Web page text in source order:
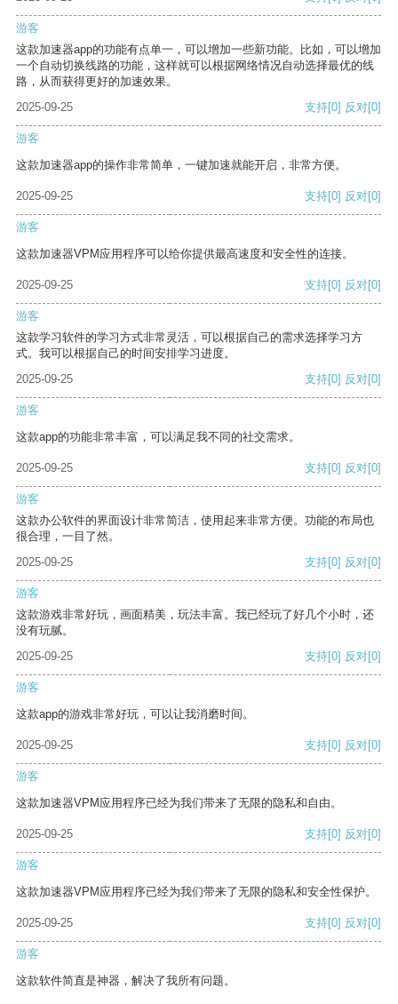
游客
这款加速器app的功能有点单一，可以增加一些新功能。比如，可以增加
一个自动切换线路的功能，这样就可以根据网络情况自动选择最优的线
路，从而获得更好的加速效果。
2025-09-25
支持[0] 反对[0]
游客
这款加速器app的操作非常简单，一键加速就能开启，非常方便。
2025-09-25 支持[0] 反对[0]
游客
这款加速器VPM应用程序可以给你提供最高速度和安全性的连接。
2025-09-25 支持[0] 反对[0]
游客
这款学习软件的学习方式非常灵活，可以根据自己的需求选择学习方
式。我可以根据自己的时间安排学习进度。
2025-09-25
支持[0] 反对[0]
游客
这款app的功能非常丰富，可以满足我不同的社交需求。
2025-09-25 支持[0] 反对[0]
游客
这款办公软件的界面设计非常简洁，使用起来非常方便。功能的布局也
很合理，一目了然。
2025-09-25
支持[0] 反对[0]
游客
这款游戏非常好玩，画面精美，玩法丰富。我已经玩了好几个小时，还
没有玩腻。
2025-09-25
支持[0] 反对[0]
游客
这款app的游戏非常好玩，可以让我消磨时间。
2025-09-25 支持[0] 反对[0]
游客
这款加速器VPM应用程序已经为我们带来了无限的隐私和自由。
2025-09-25 支持[0] 反对[0]
游客
这款加速器VPM应用程序已经为我们带来了无限的隐私和安全性保护。
2025-09-25 支持[0] 反对[0]
游客
这款软件简直是神器，解决了我所有问题。